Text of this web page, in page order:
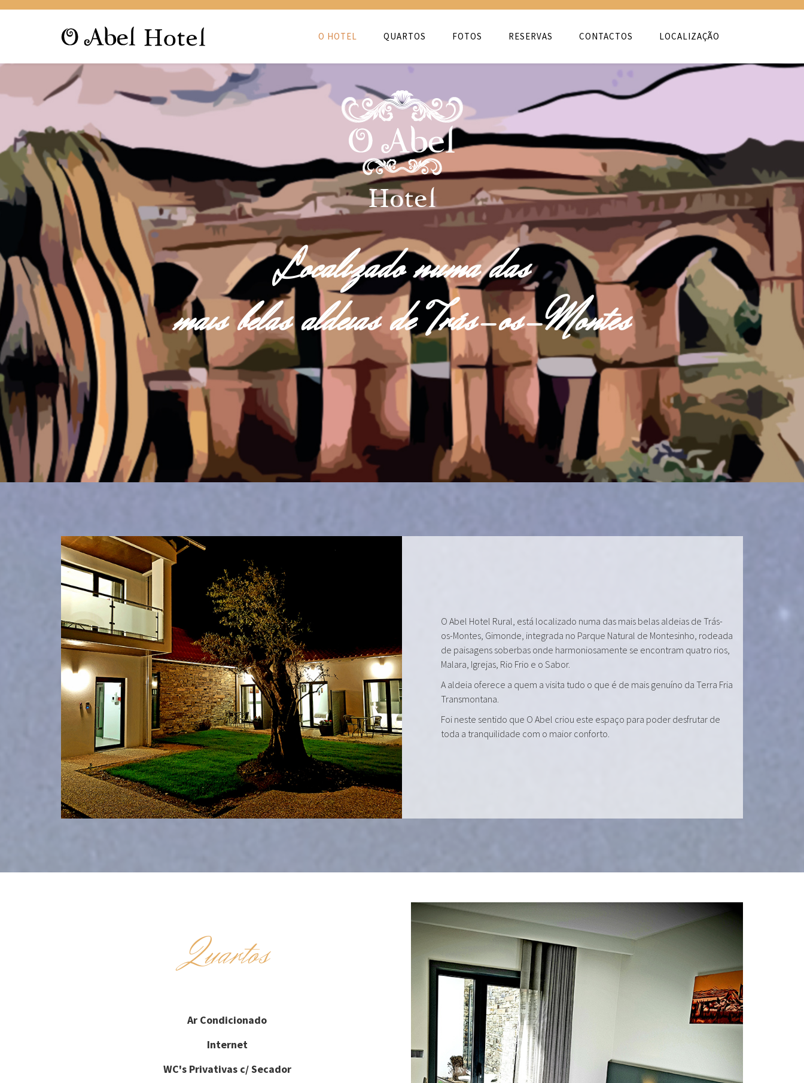
O HOTEL QUARTOS FOTOS RESERVAS CONTACTOS LOCALIZAÇÃO
Localizado numa das
mais belas aldeias de Trás-os-Montes
O Abel Hotel Rural, está localizado numa das mais belas aldeias de Trás-
os-Montes, Gimonde, integrada no Parque Natural de Montesinho, rodeada
de paisagens soberbas onde harmoniosamente se encontram quatro rios,
Malara, Igrejas, Rio Frio e o Sabor.
A aldeia oferece a quem a visita tudo o que é de mais genuíno da Terra Fria
Transmontana.
Foi neste sentido que O Abel criou este espaço para poder desfrutar de
toda a tranquilidade com o maior conforto.
Quartos
Ar Condicionado
Internet
WC's Privativas c/ Secador